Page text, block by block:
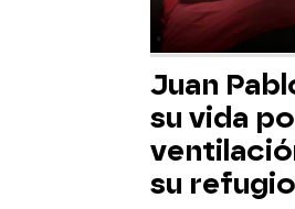
Juan
su vida
su refugio